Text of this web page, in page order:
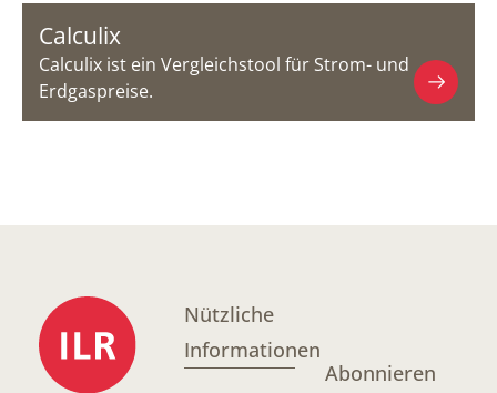
Calculix
Calculix ist ein Vergleichstool für Strom- und
Erdgaspreise.
Nützliche
Informationen
Abonnieren